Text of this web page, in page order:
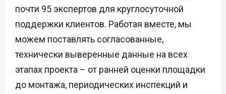
почти 95 экспертов для круглосуточной
поддержки клиентов. Работая вместе, мы
можем поставлять согласованные,
технически выверенные данные на всех
этапах проекта – от ранней оценки площадки
до монтажа, периодических инспекций и